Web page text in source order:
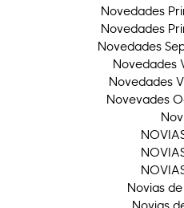
Novedades
Novedades
Novedades
Novedades
Novedades
Novevades
Novias
Novias